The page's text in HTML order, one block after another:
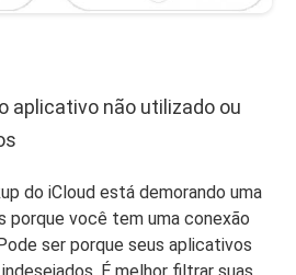
aplicativo não utilizado ou
do iCloud está demorando uma
porque você tem uma conexão
ser porque seus aplicativos